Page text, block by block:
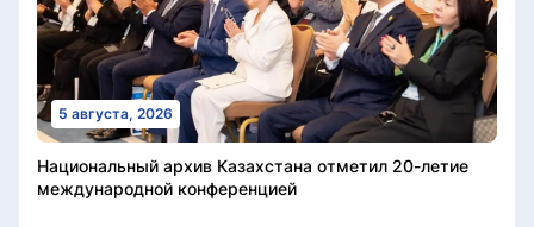
5 августа, 2026
Национальный архив Казахстана отметил 20-летие
международной конференцией